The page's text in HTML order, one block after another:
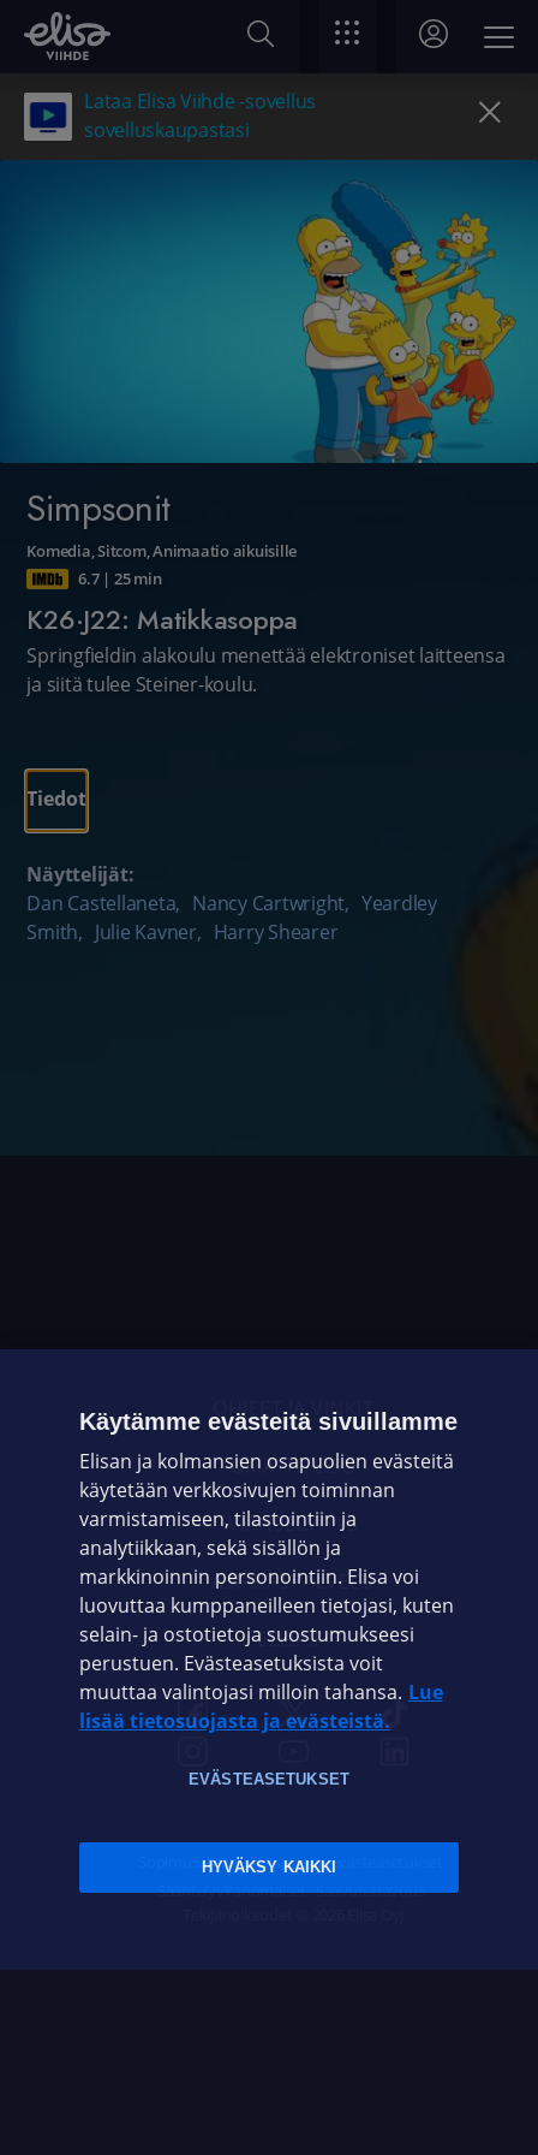
Lataa Elisa Viihde -sovellus
sovelluskaupastasi
Simpsonit
Komedia,Sitcom,Animaatio aikuisille
6.7| 25 min
K26·J22: Matikkasoppa
Springfieldin alakoulu menettää elektroniset laitteensa
ja siitä tulee Steiner-koulu.
Tiedot
Näyttelijät:
Dan Castellaneta, Nancy Cartwright, Yeardley
Smith, Julie Kavner, Harry Shearer
OHJEET JA VINKIT
OMAYHTEISÖ
VIANSELVITYS
ASIAKASPALVELU
ELISA.FI
Sopimusehdot Tietosuoja Evästeasetukset
Sääntelyviranomaiset Saavutettavuus
Käytämme evästeitä sivuillamme
Elisan ja kolmansien osapuolien evästeitä
käytetään verkkosivujen toiminnan
varmistamiseen, tilastointiin ja
analytiikkaan, sekä sisällön ja
markkinoinnin personointiin. Elisa voi
luovuttaa kumppaneilleen tietojasi, kuten
selain- ja ostotietoja suostumukseesi
perustuen. Evästeasetuksista voit
muuttaa valintojasi milloin tahansa. Lue
lisää tietosuojasta ja evästeistä.
EVÄSTEASETUKSET
HYVÄKSY KAIKKI